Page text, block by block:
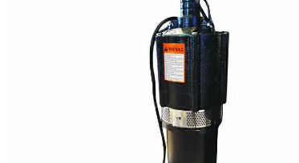
کفکش / لجن کش
اره زنجیری / علفتراش
پمپ آب خانگی
ابزار و قطعات
کارواش
موتور تک